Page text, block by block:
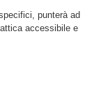
punterà ad
accessibile e